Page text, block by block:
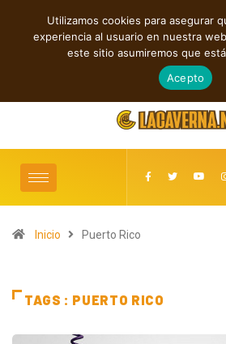
TENDENCIAS
Baldy Crawler cuestiona el odio y la
agosto 9, 2026
Inicio Puerto Rico
TAGS : PUERTO RICO
Utilizamos cookies para asegurar
experiencia al usuario en nuestra
este sitio asumiremos que
Acepto